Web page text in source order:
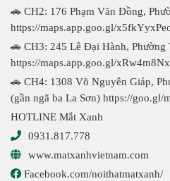
🚗 CH2: 176 Phạm Văn Đồng,
https://maps.app.goo.gl/
🚗 CH3: 245 Lê Đại Hành,
https://maps.app.goo.gl/
🚗 CH4: 1308 Võ Nguyên Giáp,
(gần ngã ba La Sơn) https://goo.gl/
HOTLINE Mắt Xanh
0931.817.778
www.matxanhvietnam.com
Facebook.com/noithatmatxanh/